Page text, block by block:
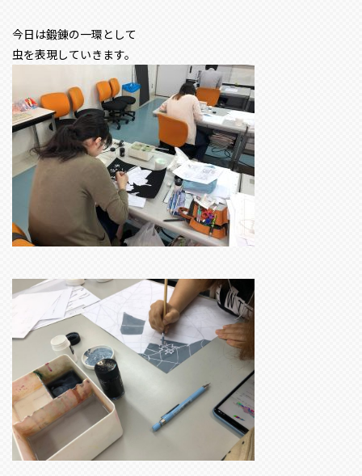
今日は鍛錬の一環として
虫を表現していきます。